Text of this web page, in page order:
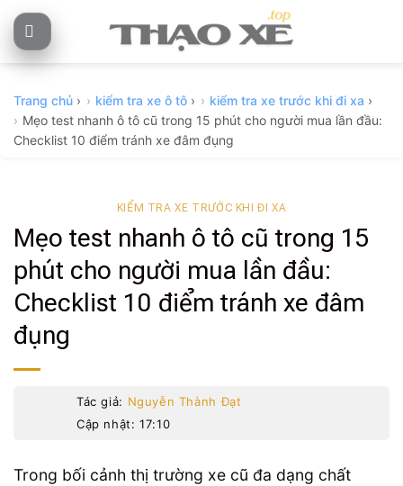
Skip
to
Trang chủ › kiểm tra xe ô tô › kiểm tra xe trước khi đi xa ›
Mẹo test nhanh ô tô cũ trong 15 phút cho người mua lần đầu:
Checklist 10 điểm tránh xe đâm đụng
KIỂM TRA XE TRƯỚC KHI ĐI XA
Mẹo test nhanh ô tô cũ trong 15
phút cho người mua lần đầu:
Checklist 10 điểm tránh xe đâm
đụng
Tác giả: Nguyễn Thành Đạt
Cập nhật: 17:10
Trong bối cảnh thị trường xe cũ đa dạng chất